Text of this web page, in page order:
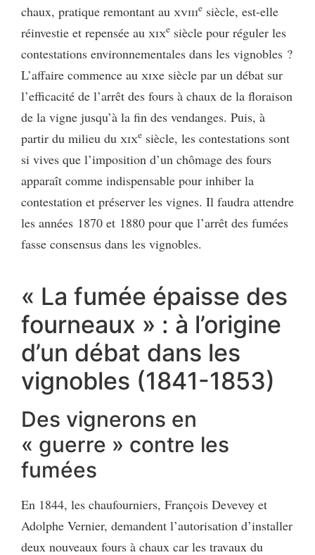
chaux, pratique remontant au xviiie siècle, est-elle
réinvestie et repensée au xixe siècle pour réguler les
contestations environnementales dans les vignobles ?
L’affaire commence au xixe siècle par un débat sur
l’efficacité de l’arrêt des fours à chaux de la floraison
de la vigne jusqu’à la fin des vendanges. Puis, à
partir du milieu du xixe siècle, les contestations sont
si vives que l’imposition d’un chômage des fours
apparaît comme indispensable pour inhiber la
contestation et préserver les vignes. Il faudra attendre
les années 1870 et 1880 pour que l’arrêt des fumées
fasse consensus dans les vignobles.
« La fumée épaisse des
fourneaux » : à l’origine
d’un débat dans les
vignobles (1841-1853)
Des vignerons en
« guerre » contre les
fumées
En 1844, les chaufourniers, François Devevey et
Adolphe Vernier, demandent l’autorisation d’installer
deux nouveaux fours à chaux car les travaux du